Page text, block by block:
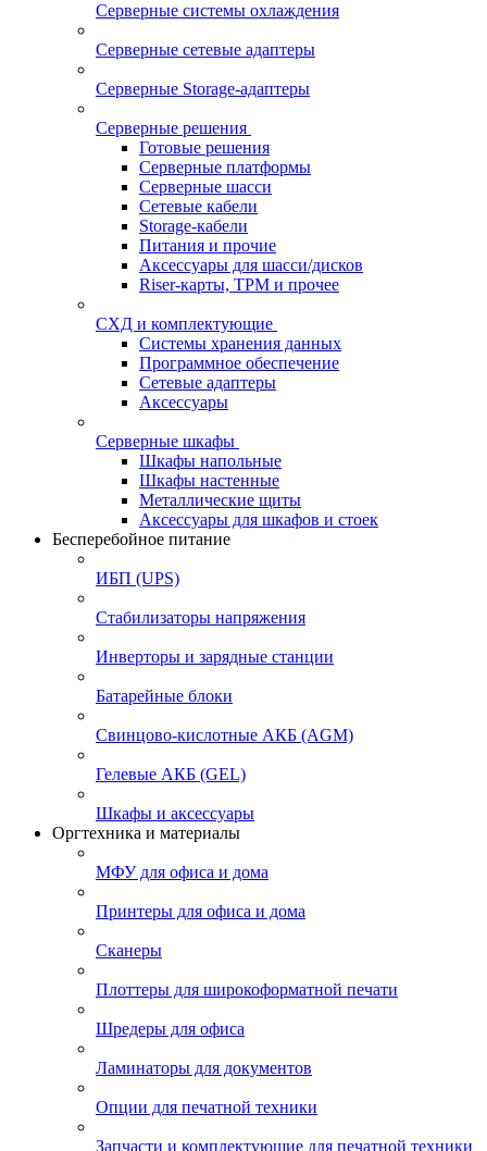
Серверные системы охлаждения
Серверные сетевые адаптеры
Серверные Storage-адаптеры
Серверные решения
Готовые решения
Серверные платформы
Серверные шасси
Сетевые кабели
Storage-кабели
Питания и прочие
Аксессуары для шасси/дисков
Riser-карты, TPM и прочее
СХД и комплектующие
Системы хранения данных
Программное обеспечение
Сетевые адаптеры
Аксессуары
Серверные шкафы
Шкафы напольные
Шкафы настенные
Металлические щиты
Аксессуары для шкафов и стоек
Бесперебойное питание
ИБП (UPS)
Стабилизаторы напряжения
Инверторы и зарядные станции
Батарейные блоки
Свинцово-кислотные АКБ (AGM)
Гелевые АКБ (GEL)
Шкафы и аксессуары
Оргтехника и материалы
МФУ для офиса и дома
Принтеры для офиса и дома
Сканеры
Плоттеры для широкоформатной печати
Шредеры для офиса
Ламинаторы для документов
Опции для печатной техники
Запчасти и комплектующие для печатной техники